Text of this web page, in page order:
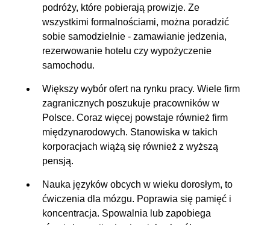
podróży, które pobierają prowizje. Ze
wszystkimi formalnościami, można poradzić
sobie samodzielnie - zamawianie jedzenia,
rezerwowanie hotelu czy wypożyczenie
samochodu.
Większy wybór ofert na rynku pracy. Wiele firm
zagranicznych poszukuje pracowników w
Polsce. Coraz więcej powstaje również firm
międzynarodowych. Stanowiska w takich
korporacjach wiążą się również z wyższą
pensją.
Nauka języków obcych w wieku dorosłym, to
ćwiczenia dla mózgu. Poprawia się pamięć i
koncentracja. Spowalnia lub zapobiega